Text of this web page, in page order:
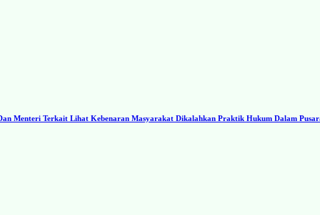
Menteri Terkait Lihat Kebenaran Masyarakat Dikalahkan Praktik Hukum Dalam